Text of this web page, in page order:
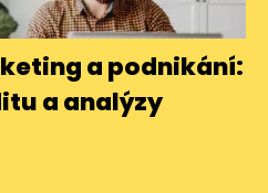
a podnikání:
a analýzy